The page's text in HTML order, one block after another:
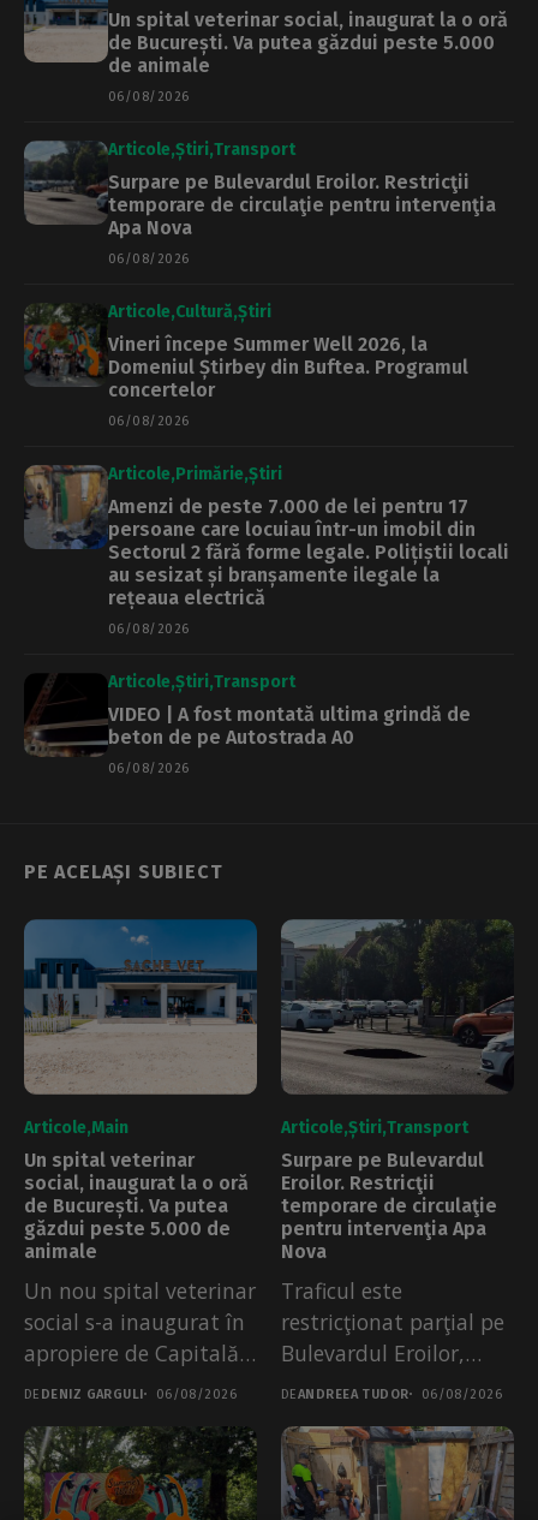
Un spital veterinar social, inaugurat la o oră
de București. Va putea găzdui peste 5.000
de animale
06/08/2026
Articole Știri Transport
Surpare pe Bulevardul Eroilor. Restricţii
temporare de circulaţie pentru intervenţia
Apa Nova
06/08/2026
Articole Cultură Știri
Vineri începe Summer Well 2026, la
Domeniul Știrbey din Buftea. Programul
concertelor
06/08/2026
Articole Primărie Știri
Amenzi de peste 7.000 de lei pentru 17
persoane care locuiau într-un imobil din
Sectorul 2 fără forme legale. Polițiștii locali
au sesizat și branșamente ilegale la
rețeaua electrică
06/08/2026
Articole Știri Transport
VIDEO | A fost montată ultima grindă de
beton de pe Autostrada A0
06/08/2026
PE ACELAȘI SUBIECT
Articole Main
Un spital veterinar
social, inaugurat la o oră
de București. Va putea
găzdui peste 5.000 de
animale
Un nou spital veterinar
social s-a inaugurat în
apropiere de Capitală,
de...
DE DENIZ GARGULI 06/08/2026
Articole Știri Transport
Surpare pe Bulevardul
Eroilor. Restricţii
temporare de circulaţie
pentru intervenţia Apa
Nova
Traficul este
restricţionat parţial pe
Bulevardul Eroilor,
după o surpare a
DEANDREEA TUDOR 06/08/2026